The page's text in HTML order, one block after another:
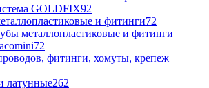
GOLDFIX92
и фитинги72
металлопластиковые и фитинги
72
фитинги, хомуты, крепеж
латунные262